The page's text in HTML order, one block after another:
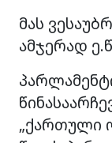
მას
ამჯერად
„ქართული